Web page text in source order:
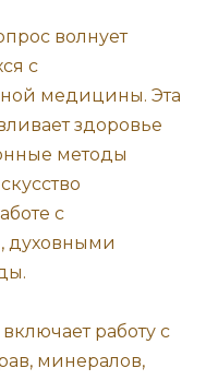
волнует
с
медицины. Эта
здоровье
методы
с
духовными
работу с
минералов,